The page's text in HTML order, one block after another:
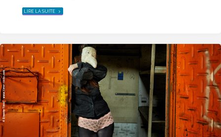
LIRE LA SUITE"ACTUALITÉ
PHOTO
–
CARTE
TIMOR
ROCKS !"